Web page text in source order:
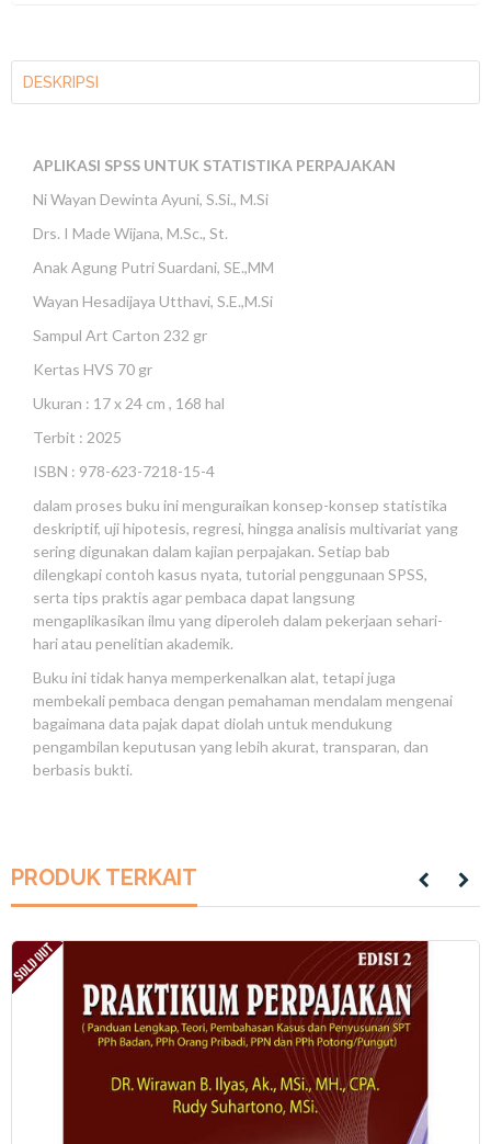
DESKRIPSI
APLIKASI SPSS UNTUK STATISTIKA PERPAJAKAN
Ni Wayan Dewinta Ayuni, S.Si., M.Si
Drs. I Made Wijana, M.Sc., St.
Anak Agung Putri Suardani, SE.,MM
Wayan Hesadijaya Utthavi, S.E.,M.Si
Sampul Art Carton 232 gr
Kertas HVS 70 gr
Ukuran : 17 x 24 cm , 168 hal
Terbit : 2025
ISBN : 978-623-7218-15-4
dalam proses buku ini menguraikan konsep-konsep statistika
deskriptif, uji hipotesis, regresi, hingga analisis multivariat yang
sering digunakan dalam kajian perpajakan. Setiap bab
dilengkapi contoh kasus nyata, tutorial penggunaan SPSS,
serta tips praktis agar pembaca dapat langsung
mengaplikasikan ilmu yang diperoleh dalam pekerjaan sehari-
hari atau penelitian akademik.
Buku ini tidak hanya memperkenalkan alat, tetapi juga
membekali pembaca dengan pemahaman mendalam mengenai
bagaimana data pajak dapat diolah untuk mendukung
pengambilan keputusan yang lebih akurat, transparan, dan
berbasis bukti.
PRODUK TERKAIT